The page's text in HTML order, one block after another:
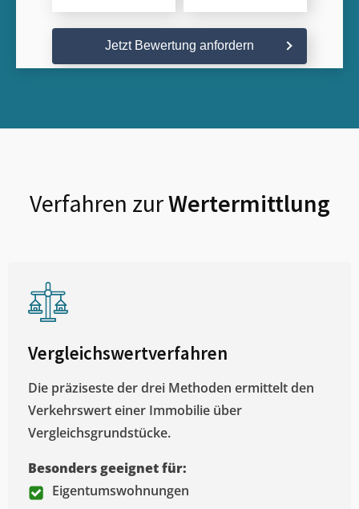
Jetzt Bewertung anfordern
Verfahren zurWertermittlung
Vergleichswertverfahren
Die präziseste der drei Methoden ermittelt den
Verkehrswert einer Immobilie über
Vergleichsgrundstücke.
Besonders geeignet für:
Eigentumswohnungen